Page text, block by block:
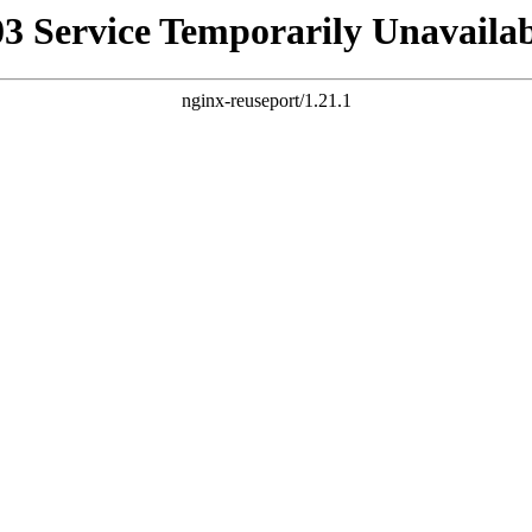
Service Temporarily
nginx-reuseport/1.21.1